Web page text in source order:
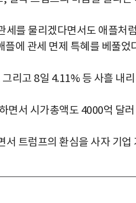
세를 물리겠다면서도 애플처
플에 관세 면제 특혜를 베풀었
리고 8일 4.11% 등 사흘 내
면서 시가총액도 4000억 달
서 트럼프의 환심을 사자 기